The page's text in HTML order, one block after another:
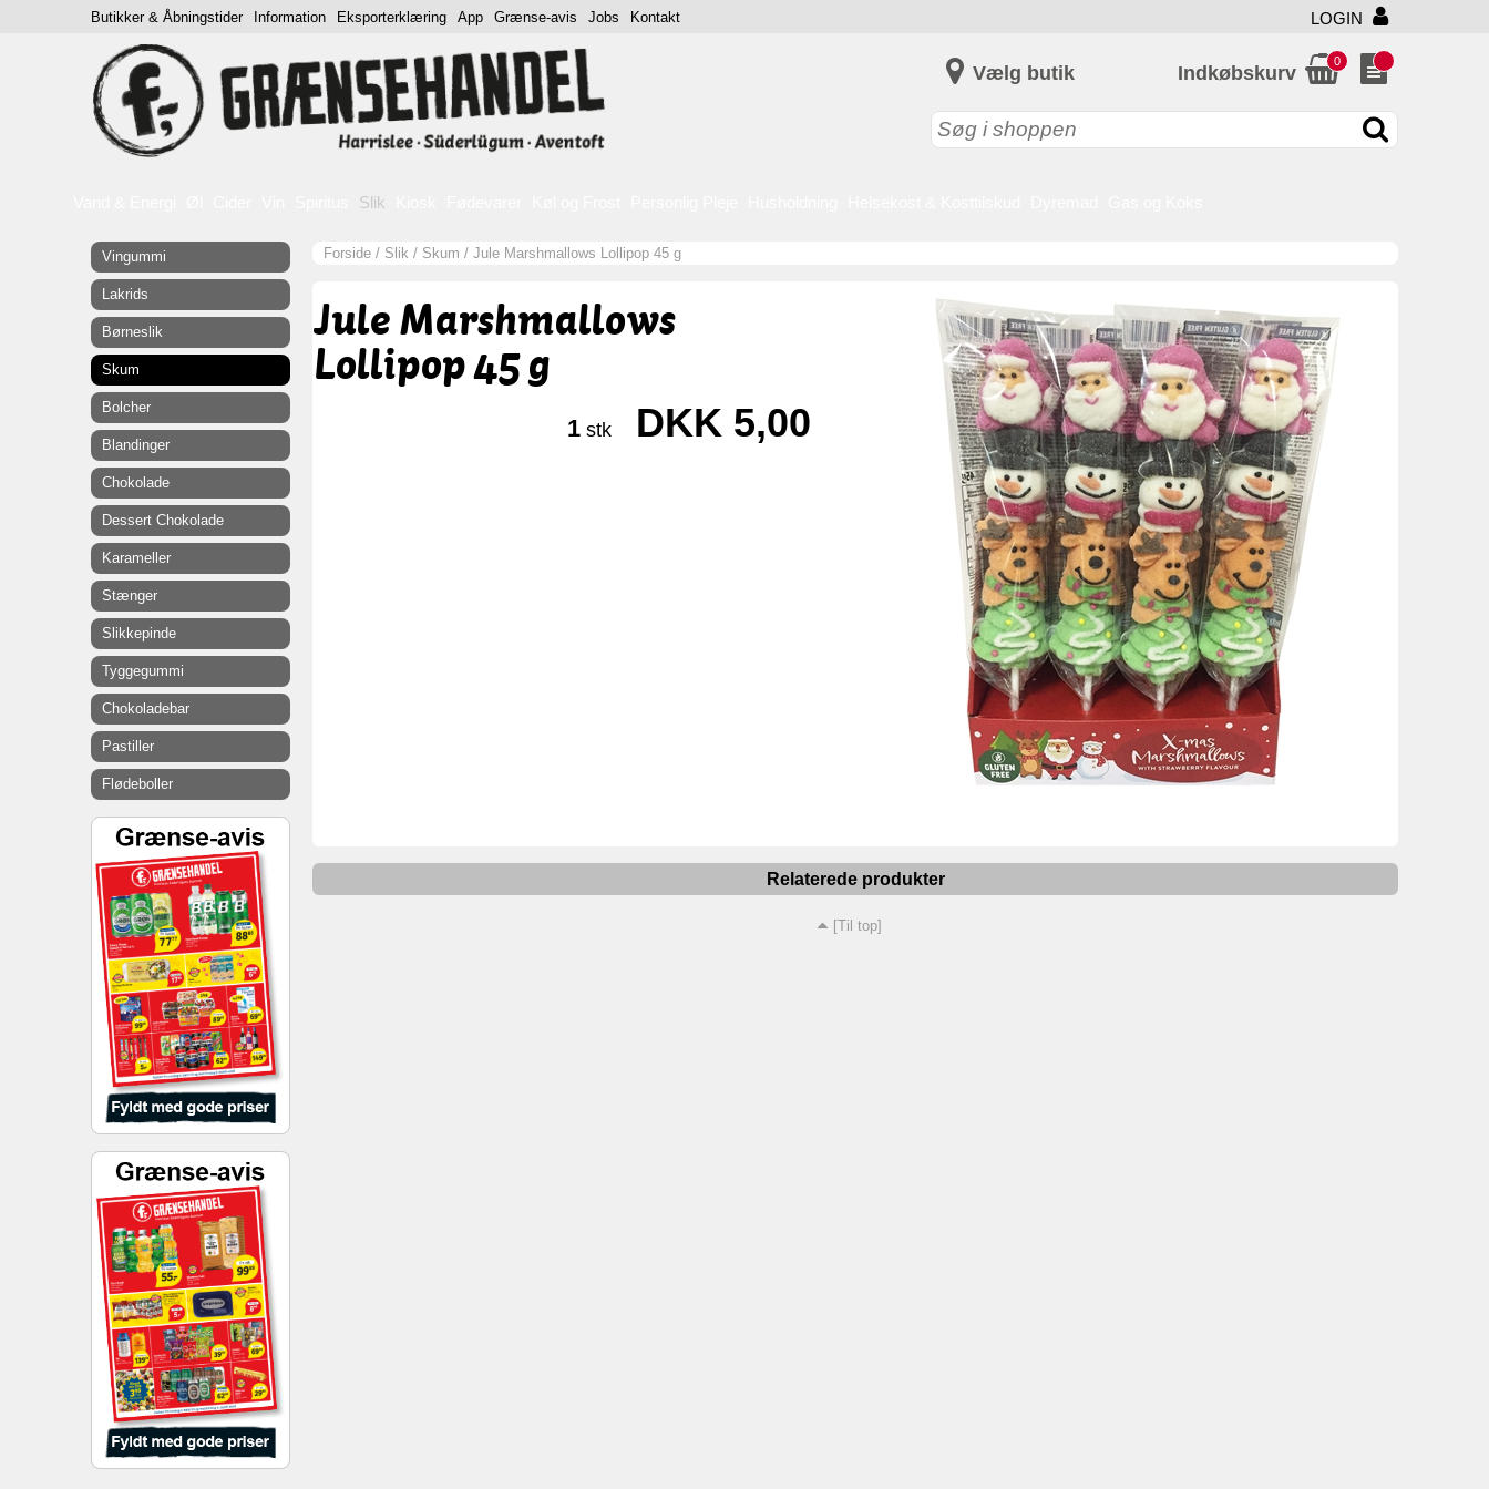
LOGIN
Vælg butik
Slik
Indkøbskurv
0
Forside / Slik / Skum / Jule Marshmallows Lollipop 45 g
Jule Marshmallows
Lollipop 45 g
1 stk DKK 5,00
Relaterede produkter
[Til top]
Vingummi
Lakrids
Børneslik
Skum
Bolcher
Blandinger
Chokolade
Dessert Chokolade
Karameller
Stænger
Slikkepinde
Tyggegummi
Chokoladebar
Pastiller
Flødeboller
Butikker & Åbningstider Information Eksporterklæring App Grænse-avis Jobs Kontakt